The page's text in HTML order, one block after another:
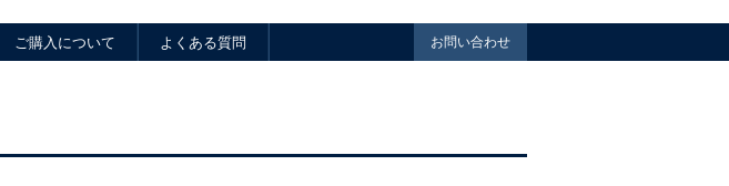
ご購入について よくある質問 お問い合わせ